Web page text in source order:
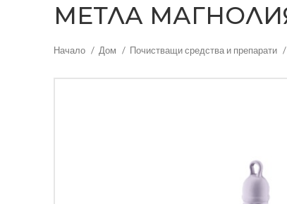
МЕТЛА МАГНОЛИЯ
Начало Дом Почистващи средства и препарати